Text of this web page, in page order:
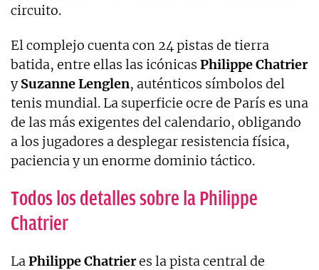
circuito.
El complejo cuenta con 24 pistas de tierra
batida, entre ellas las icónicas Philippe Chatrier
ySuzanneLenglen, auténticos símbolos del
tenis mundial. La superficie ocre de París es una
de las más exigentes del calendario, obligando
a los jugadores a desplegar resistencia física,
paciencia y un enorme dominio táctico.
Todos los detalles sobre la Philippe
Chatrier
LaPhilippeChatrieres la pista central de